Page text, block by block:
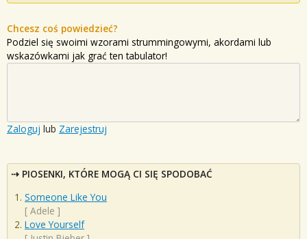
Chcesz coś powiedzieć?
Podziel się swoimi wzorami strummingowymi, akordami lub
wskazówkami jak grać ten tabulator!
Zaloguj lub Zarejestruj
PIOSENKI, KTÓRE MOGĄ CI SIĘ SPODOBAĆ
Someone Like You
[ Adele ]
Love Yourself